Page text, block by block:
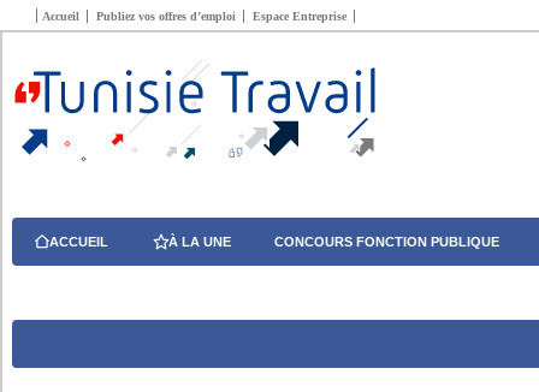
Accueil Publiez vos offres d’emploi Espace Entreprise
ACCUEIL À LA UNE CONCOURS FONCTION PUBLIQUE